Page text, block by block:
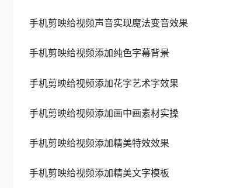
手机剪映给视频声音实现魔法变音效果
手机剪映给视频添加纯色字幕背景
手机剪映给视频添加花字艺术字效果
手机剪映给视频添加画中画素材实操
手机剪映给视频添加精美特效效果
手机剪映给视频添加精美文字模板